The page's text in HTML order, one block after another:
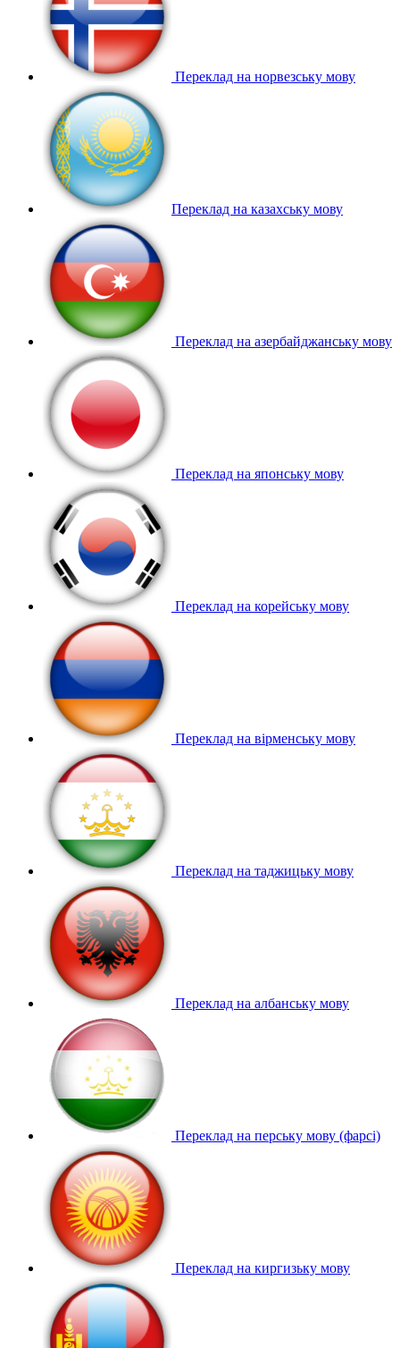
Переклад на норвезську мову
Переклад на казахську мову
Переклад на азербайджанську мову
Переклад на японську мову
Переклад на корейську мову
Переклад на вірменську мову
Переклад на таджицьку мову
Переклад на албанську мову
Переклад на перську мову (фарсі)
Переклад на киргизьку мову